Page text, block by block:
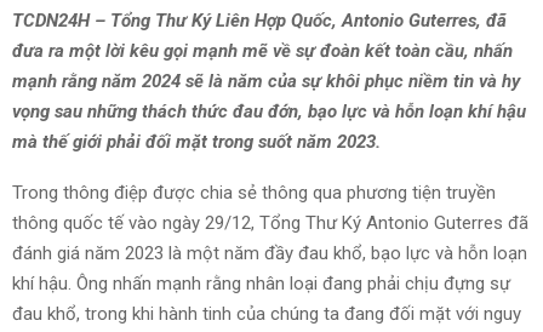
TCDN24H – Tổng Thư Ký Liên Hợp Quốc, Antonio Guterres, đã
đưa ra một lời kêu gọi mạnh mẽ về sự đoàn kết toàn cầu, nhấn
mạnh rằng năm 2024 sẽ là năm của sự khôi phục niềm tin và hy
vọng sau những thách thức đau đớn, bạo lực và hỗn loạn khí hậu
mà thế giới phải đối mặt trong suốt năm 2023.
Trong thông điệp được chia sẻ thông qua phương tiện truyền
thông quốc tế vào ngày 29/12, Tổng Thư Ký Antonio Guterres đã
đánh giá năm 2023 là một năm đầy đau khổ, bạo lực và hỗn loạn
khí hậu. Ông nhấn mạnh rằng nhân loại đang phải chịu đựng sự
đau khổ, trong khi hành tinh của chúng ta đang đối mặt với nguy